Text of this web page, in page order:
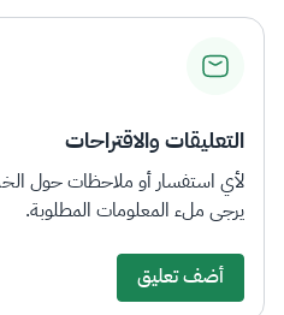
التعليقات والاقتراحات
لأي استفسار أو ملاحظات حول
يرجى ملء المعلومات المطلوبة.
أضف تعليق